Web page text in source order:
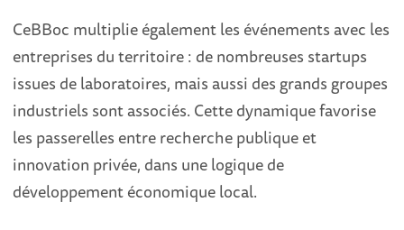
CeBBoc multiplie également les événements avec les
entreprises du territoire : de nombreuses startups
issues de laboratoires, mais aussi des grands groupes
industriels sont associés. Cette dynamique favorise
les passerelles entre recherche publique et
innovation privée, dans une logique de
développement économique local.